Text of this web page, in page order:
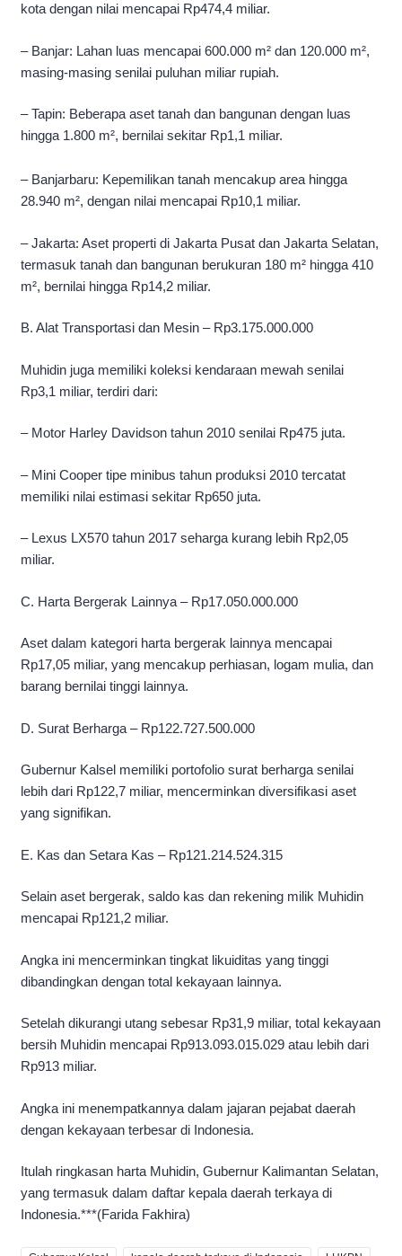
kota dengan nilai mencapai Rp474,4 miliar.
– Banjar: Lahan luas mencapai 600.000 m² dan 120.000 m²,
masing-masing senilai puluhan miliar rupiah.
– Tapin: Beberapa aset tanah dan bangunan dengan luas
hingga 1.800 m², bernilai sekitar Rp1,1 miliar.
– Banjarbaru: Kepemilikan tanah mencakup area hingga
28.940 m², dengan nilai mencapai Rp10,1 miliar.
– Jakarta: Aset properti di Jakarta Pusat dan Jakarta Selatan,
termasuk tanah dan bangunan berukuran 180 m² hingga 410
m², bernilai hingga Rp14,2 miliar.
B. Alat Transportasi dan Mesin – Rp3.175.000.000
Muhidin juga memiliki koleksi kendaraan mewah senilai
Rp3,1 miliar, terdiri dari:
– Motor Harley Davidson tahun 2010 senilai Rp475 juta.
– Mini Cooper tipe minibus tahun produksi 2010 tercatat
memiliki nilai estimasi sekitar Rp650 juta.
– Lexus LX570 tahun 2017 seharga kurang lebih Rp2,05
miliar.
C. Harta Bergerak Lainnya – Rp17.050.000.000
Aset dalam kategori harta bergerak lainnya mencapai
Rp17,05 miliar, yang mencakup perhiasan, logam mulia, dan
barang bernilai tinggi lainnya.
D. Surat Berharga – Rp122.727.500.000
Gubernur Kalsel memiliki portofolio surat berharga senilai
lebih dari Rp122,7 miliar, mencerminkan diversifikasi aset
yang signifikan.
E. Kas dan Setara Kas – Rp121.214.524.315
Selain aset bergerak, saldo kas dan rekening milik Muhidin
mencapai Rp121,2 miliar.
Angka ini mencerminkan tingkat likuiditas yang tinggi
dibandingkan dengan total kekayaan lainnya.
Setelah dikurangi utang sebesar Rp31,9 miliar, total kekayaan
bersih Muhidin mencapai Rp913.093.015.029 atau lebih dari
Rp913 miliar.
Angka ini menempatkannya dalam jajaran pejabat daerah
dengan kekayaan terbesar di Indonesia.
Itulah ringkasan harta Muhidin, Gubernur Kalimantan Selatan,
yang termasuk dalam daftar kepala daerah terkaya di
Indonesia.***(Farida Fakhira)